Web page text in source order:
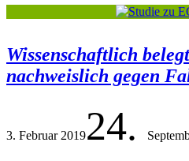
Wissenschaftlich
nachweislich gegen
3. Februar 201924.